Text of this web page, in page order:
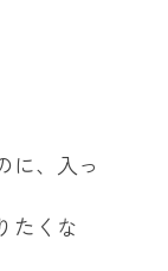
に、入っ
たくな